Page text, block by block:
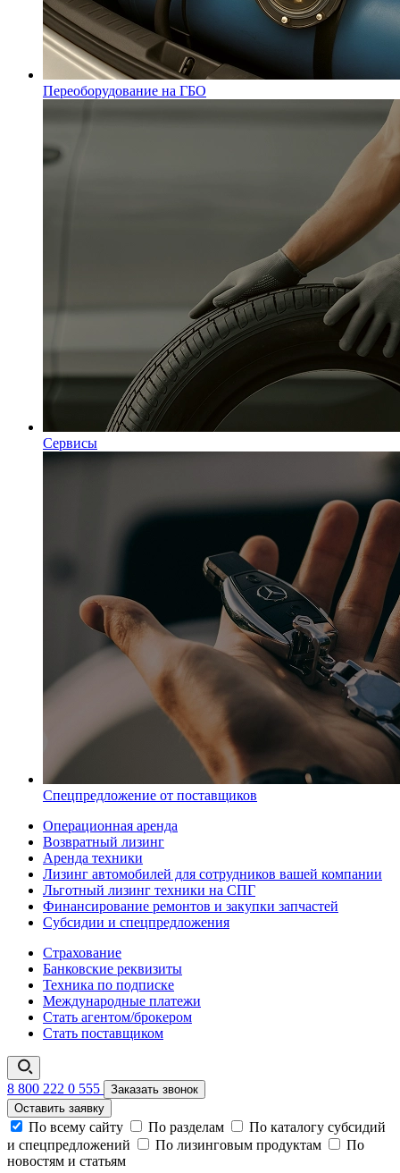
Переоборудование на ГБО
Сервисы
Спецпредложение от поставщиков
Операционная аренда
Возвратный лизинг
Аренда техники
Лизинг автомобилей для сотрудников вашей компании
Льготный лизинг техники на СПГ
Финансирование ремонтов и закупки запчастей
Субсидии и спецпредложения
Страхование
Банковские реквизиты
Техника по подписке
Международные платежи
Стать агентом/брокером
Стать поставщиком
8 800 222 0 555
Заказать звонок
Оставить заявку
По всему сайту По разделам
По каталогу субсидий
и спецпредложений
По лизинговым продуктам
По
новостям и статьям